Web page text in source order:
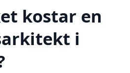
kostar en
i